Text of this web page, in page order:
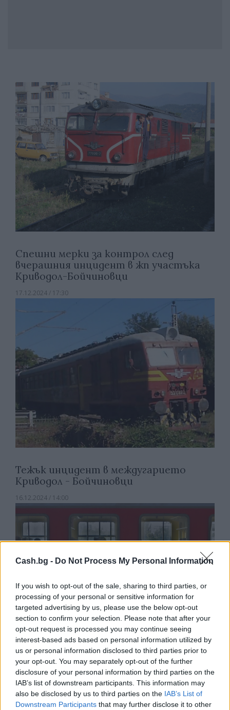
Cash.bg - Do Not Process My Personal Information
If you wish to opt-out of the sale, sharing to third parties, or
processing of your personal or sensitive information for
targeted advertising by us, please use the below opt-out
section to confirm your selection. Please note that after your
opt-out request is processed you may continue seeing
interest-based ads based on personal information utilized by
us or personal information disclosed to third parties prior to
your opt-out. You may separately opt-out of the further
disclosure of your personal information by third parties on the
IAB’s list of downstream participants. This information may
also be disclosed by us to third parties on the IAB’s List of
Downstream Participants that may further disclose it to other
Спешни мерки за контрол след
вчерашния инцидент в жп участъка
Криводол-Бойчиновци
17.12.2024 / 17:30
Тежък инцидент в междугарието
Криводол - Бойчиновци
16.12.2024 / 14:00
Над 162 000 са активните
потребители на системата за онлайн
закупуване на жп билети